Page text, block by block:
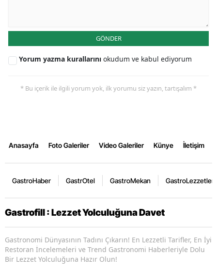
GÖNDER
Yorum yazma kurallarını okudum ve kabul ediyorum
* Bu içerik ile ilgili yorum yok, ilk yorumu siz yazın, tartışalım *
Anasayfa Foto Galeriler Video Galeriler Künye İletişim
GastroHaber GastrOtel GastroMekan GastroLezzetler
Gastrofill : Lezzet Yolculuğuna Davet
Gastronomi Dünyasının Tadını Çıkarın! En Lezzetli Tarifler, En İyi
Restoran İncelemeleri ve Trend Gastronomi Haberleriyle Dolu
Bir Lezzet Yolculuğuna Hazır Olun!